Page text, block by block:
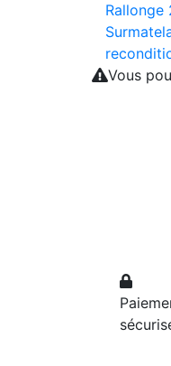
Rallonge
Vous